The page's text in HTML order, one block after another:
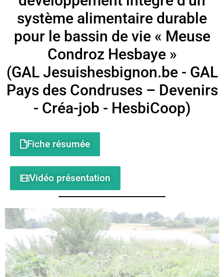
système alimentaire durable
pour le bassin de vie « Meuse
Condroz Hesbaye »
(GAL Jesuishesbignon.be - GAL
Pays des Condruses – Devenirs
- Créa-job - HesbiCoop)
Fiche résumée
Vidéo présentation